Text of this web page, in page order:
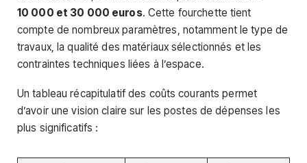
10 000 et 30 000 euros. Cette fourchette tient
compte de nombreux paramètres, notamment le type de
travaux, la qualité des matériaux sélectionnés et les
contraintes techniques liées à l’espace.
Un tableau récapitulatif des coûts courants permet
d’avoir une vision claire sur les postes de dépenses les
plus significatifs :